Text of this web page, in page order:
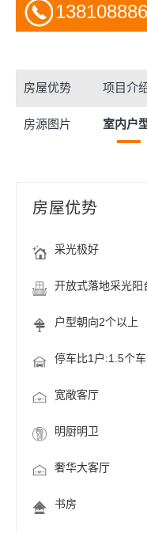
房屋优势 项目介
房源图片 室内户
房屋优势
采光极好
开放式落地采光阳
户型朝向2个以上
停车比1户:1.5个
宽敞客厅
明厨明卫
奢华大客厅
书房